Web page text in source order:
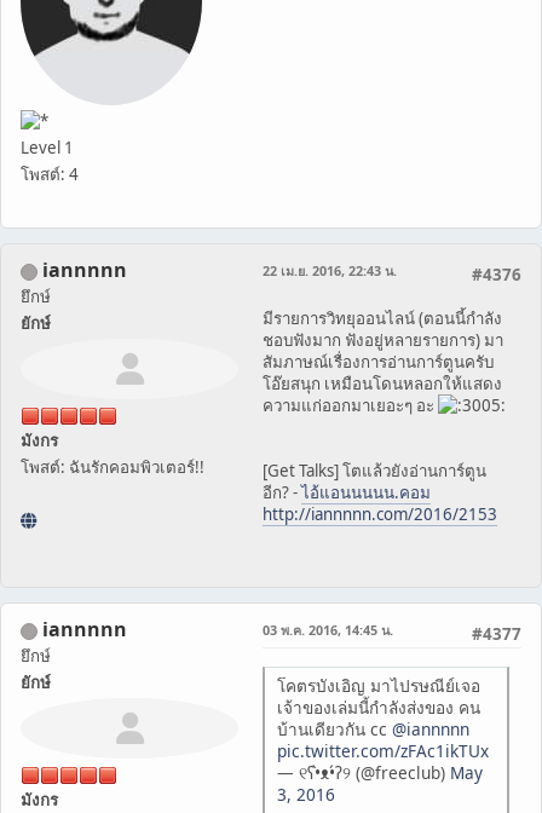
Level 1
โพสต์: 4
iannnnn
ยึกษ์
ยักษ์
มังกร
โพสต์: ฉันรักคอมพิวเตอร์!!
#4376
22 เม.ย. 2016, 22:43 น.
มีรายการวิทยุออนไลน์ (ตอนนี้กำลัง
ชอบฟังมาก ฟังอยู่หลายรายการ) มา
สัมภาษณ์เรื่องการอ่านการ์ตูนครับ
โอ๊ยสนุก เหมือนโดนหลอกให้แสดง
ความแก่ออกมาเยอะๆ อะ
[Get Talks] โตแล้วยังอ่านการ์ตูน
อีก? -ไอ้แอนนนนน.คอม
http://iannnnn.com/2016/2153
iannnnn
ยึกษ์
ยักษ์
มังกร
#4377
03 พ.ค. 2016, 14:45 น.
โคตรบังเอิญ มาไปรษณีย์เจอ
เจ้าของเล่มนี้กำลังส่งของ คน
บ้านเดียวกัน cc @iannnnn
pic.twitter.com/zFAc1ikTUx
— ୧ʕ•̀ᴥ•́ʔ୨ (@freeclub) May
3, 2016